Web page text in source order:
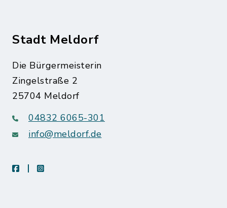
Stadt Meldorf
Die Bürgermeisterin
Zingelstraße 2
25704 Meldorf
04832 6065-301
info@meldorf.de
facebookinstagram